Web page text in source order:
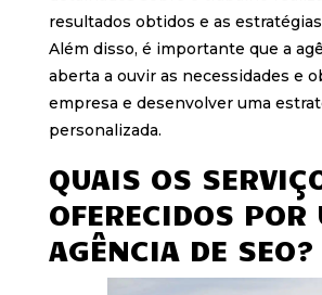
resultados obtidos e as
Além disso, é importante que a
aberta a ouvir as necessidades e
empresa e desenvolver uma
personalizada.
QUAIS OS
OFERECIDOS POR
AGÊNCIA DE SEO?